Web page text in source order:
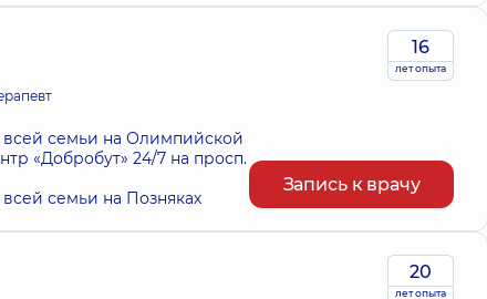
семьи на Олимпийской
«Добробут» 24/7 на просп.
семьи на Позняках
16
лет опыта
Запись к врачу
20
лет опыта